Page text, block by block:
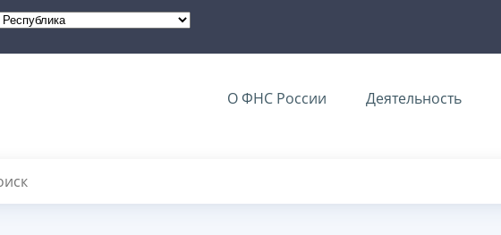
О ФНС России Деятельность